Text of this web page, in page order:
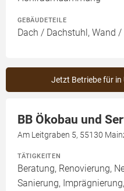
GEBÄUDETEILE
Dach / Dachstuhl, Wand
Jetzt Betriebe für in
BB Ökobau und
Am Leitgraben 5, 55130
TÄTIGKEITEN
Beratung, Renovierung,
Sanierung,